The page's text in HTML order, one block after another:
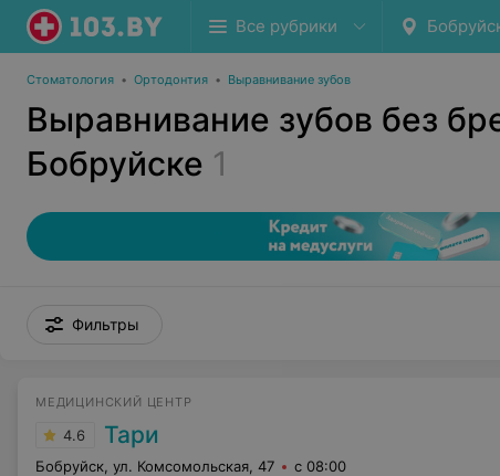
Все рубрики
Стоматология • Ортодонтия • Выравнивание зубов
Выравнивание зубов без
Бобруйске 1
Фильтры
МЕДИЦИНСКИЙ ЦЕНТР
4.6 Тари
Бобруйск, ул. Комсомольская, 47 с 08:00